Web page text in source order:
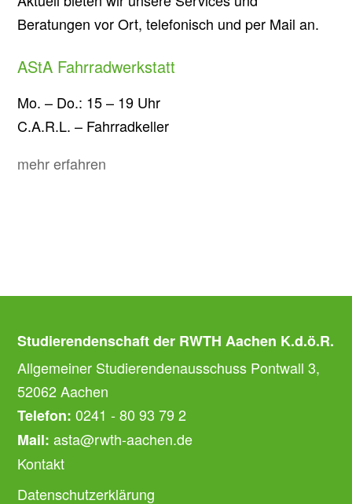
Beratungen vor Ort, telefonisch und per Mail an.
AStA Fahrradwerkstatt
Mo. – Do.: 15 – 19 Uhr
C.A.R.L. – Fahrradkeller
mehr erfahren
Studierendenschaft der RWTH Aachen K.d.ö.R.
Allgemeiner Studierendenausschuss Pontwall 3,
52062 Aachen
Telefon: 0241 - 80 93 79 2
Mail: asta@rwth-aachen.de
Kontakt
Datenschutzerklärung